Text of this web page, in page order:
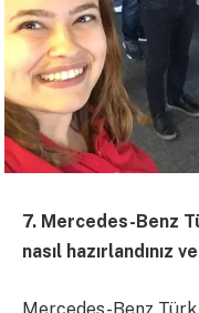
7. Mercedes-Benz
nasıl hazırlandınız
Mercedes-Benz